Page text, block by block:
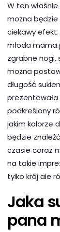
W ten
można będzie
ciekawy efekt.
młoda mama
zgrabne nogi,
można
długość
prezentowała
podkreślony
jakim kolorze
będzie
czasie coraz
na takie
tylko krój ale
Jaka
pana